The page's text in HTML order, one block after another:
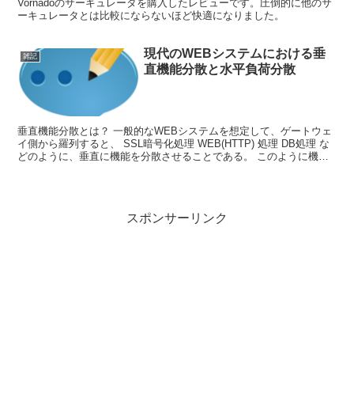
Vornadoのサーキュレータを購入したレビューです。圧倒的に他のサ
ーキュレータとは比較にならないほど快適になりました。
雑記
現代のWEBシステムにおける垂
直機能分散と水平負荷分散
垂直機能分散とは？ 一般的なWEBシステムを想定して、ゲートウェ
イ側から羅列すると、 SSL暗号化処理 WEB(HTTP) 処理 DB処理 な
どのように、垂直に機能を分散させることである。 このように機能
スポンサーリンク